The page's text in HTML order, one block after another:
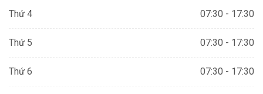
Thứ 4 07:30 - 17:30
Thứ 5 07:30 - 17:30
Thứ 6 07:30 - 17:30